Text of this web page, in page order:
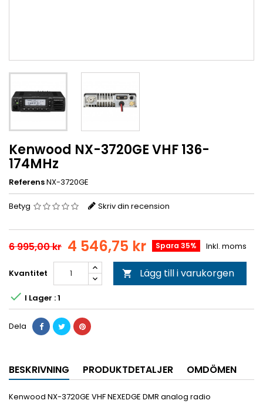
Kenwood NX-3720GE VHF 136-
174MHz
ReferensNX-3720GE
Betyg Skriv din recension
6 995,00 kr 4 546,75 kr Spara 35% Inkl. moms
Kvantitet  Lägg till i varukorgen
 I Lager : 1
Dela
BESKRIVNING PRODUKTDETALJER OMDÖMEN
Kenwood NX-3720GE VHF NEXEDGE DMR analog radio